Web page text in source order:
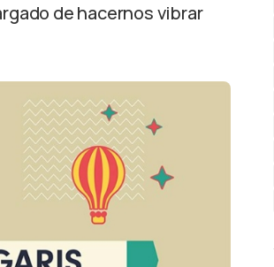
de hacernos vibrar